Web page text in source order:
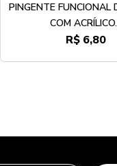
PINGENTE FUNCIONAL
COM
R$ 6,80